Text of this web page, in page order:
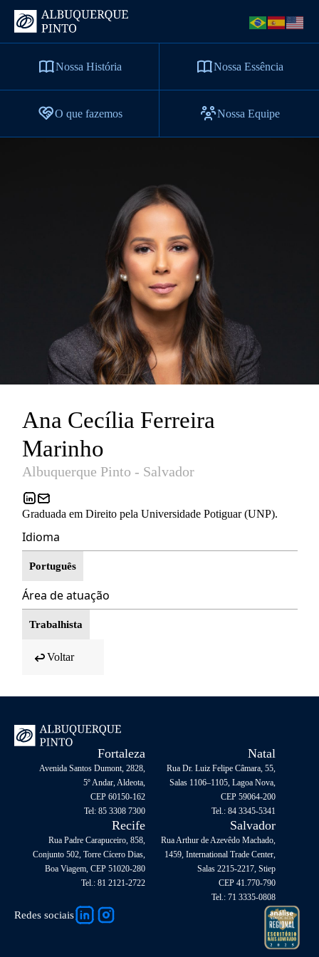
Nossa História Nossa Essência
O que fazemos Nossa Equipe
Ana Cecília Ferreira
Marinho
Albuquerque Pinto - Salvador
Graduada em Direito pela Universidade Potiguar (UNP).
Idioma
Português
Área de atuação
Trabalhista
Voltar
Fortaleza
Avenida Santos Dumont, 2828,
5º Andar, Aldeota,
CEP 60150-162
Tel: 85 3308 7300
Natal
Rua Dr. Luiz Felipe Câmara, 55,
Salas 1106–1105, Lagoa Nova,
CEP 59064-200
Tel.: 84 3345-5341
Recife
Rua Padre Carapuceiro, 858,
Conjunto 502, Torre Cícero Dias,
Boa Viagem, CEP 51020-280
Tel.: 81 2121-2722
Salvador
Rua Arthur de Azevêdo Machado,
1459, International Trade Center,
Salas 2215-2217, Stiep
CEP 41.770-790
Tel.: 71 3335-0808
Redes sociais